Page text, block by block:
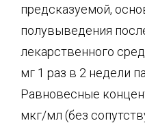
предсказуемой,
полувыведения
лекарственного
мг 1 раз в 2 недели
Равновесные
мкг/мл (без